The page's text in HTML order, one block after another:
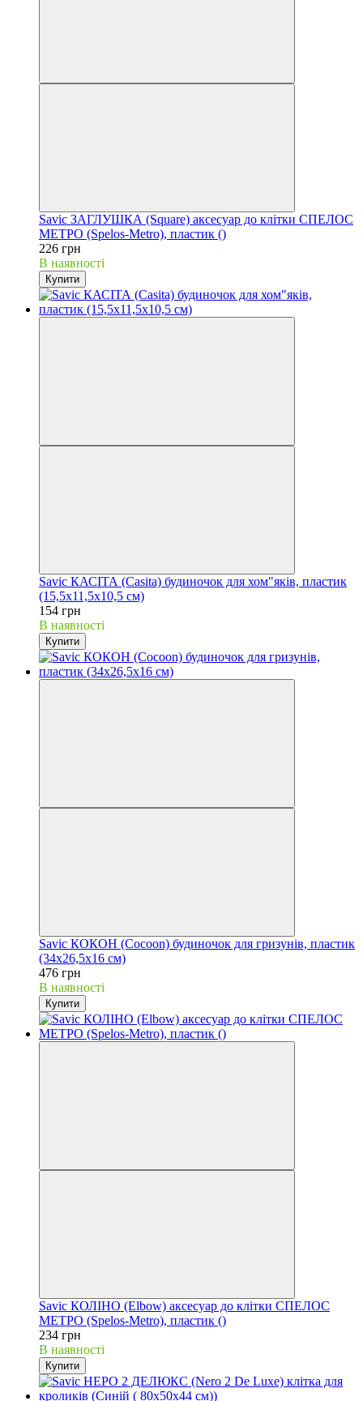
Savic ЗАГЛУШКА (Square) аксесуар до клітки СПЕЛОС
МЕТРО (Spelos-Metro), пластик ()
226 грн
В наявності
Купити
Savic КАСІТА (Casita) будиночок для хом"яків, пластик
(15,5х11,5х10,5 см)
154 грн
В наявності
Купити
Savic КОКОН (Cocoon) будиночок для гризунів, пластик
(34х26,5х16 см)
476 грн
В наявності
Купити
Savic КОЛІНО (Elbow) аксесуар до клітки СПЕЛОС
МЕТРО (Spelos-Metro), пластик ()
234 грн
В наявності
Купити